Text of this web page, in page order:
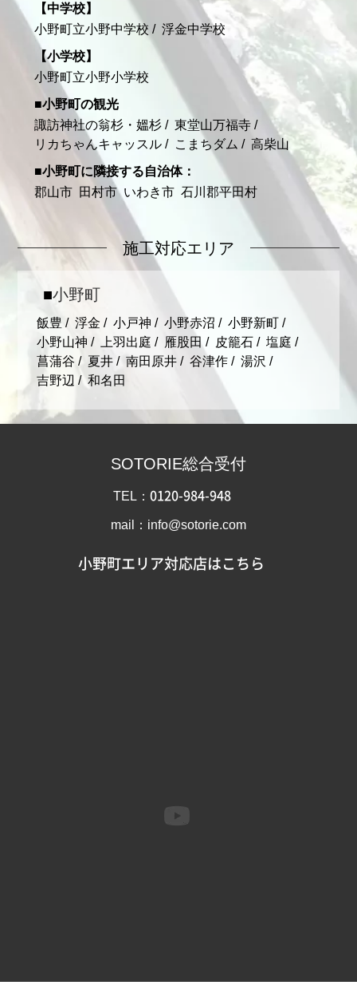
中学校
小野町立小野中学校
浮金中学校
小学校
小野町立小野小学校
小野町の観光
諏訪神社の翁杉・媼杉
東堂山万福寺
リカちゃんキャッスル
こまちダム
高柴山
小野町に隣接する自治体
郡山市
田村市 いわき市 石川郡平田村
施工対応エリア
小野町
飯豊 浮金 小戸神 小野赤沼
小野新町
小野山神
上羽出庭 雁股田 皮籠石
塩庭
菖蒲谷
夏井 南田原井 谷津作
湯沢
吉野辺
和名田
SOTORIE総合受付
TEL： 0120-984-948
mail：info@sotorie.com
小野町エリア対応店はこちら